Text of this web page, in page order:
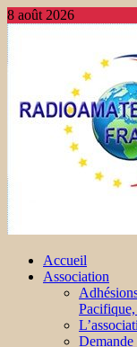
8 août 2026
Accueil
Association
Pacifique,